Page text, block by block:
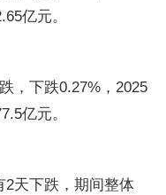
亿元。
，下跌0.27%，2025
亿元。
2天下跌，期间整体